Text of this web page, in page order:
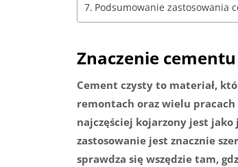
Podsumowanie zastosowania
Znaczenie
Cement czysty to materiał,
remontach oraz wielu pracach
najczęściej kojarzony jest
zastosowanie jest znacznie
sprawdza się wszędzie tam,